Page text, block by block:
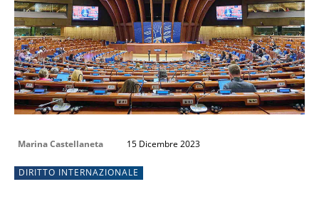
Marina Castellaneta 15 Dicembre 2023
DIRITTO INTERNAZIONALE